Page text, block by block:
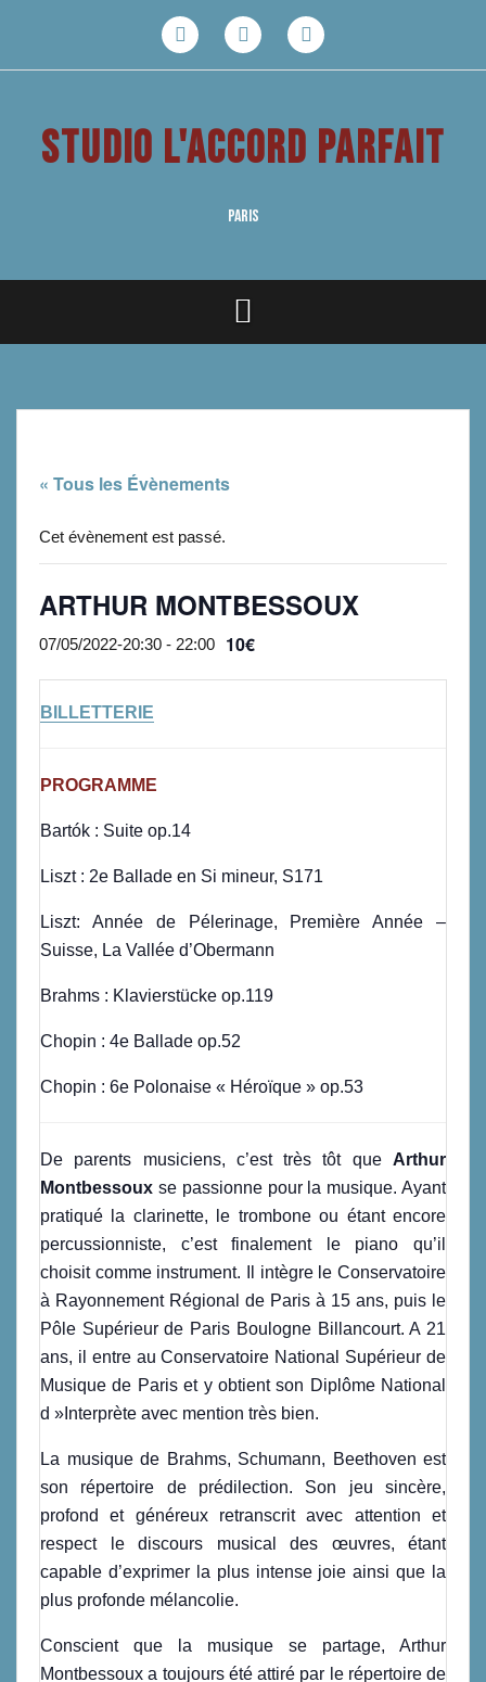
STUDIO L'ACCORD PARFAIT
PARIS
« Tous les Évènements
Cet évènement est passé.
ARTHUR MONTBESSOUX
07/05/2022-20:30 - 22:00 10€
BILLETTERIE
PROGRAMME
Bartók : Suite op.14
Liszt : 2e Ballade en Si mineur, S171
Liszt: Année de Pélerinage, Première Année –
Suisse, La Vallée d’Obermann
Brahms : Klavierstücke op.119
Chopin : 4e Ballade op.52
Chopin : 6e Polonaise « Héroïque » op.53
De parents musiciens, c’est très tôt que Arthur
Montbessoux se passionne pour la musique. Ayant
pratiqué la clarinette, le trombone ou étant encore
percussionniste, c’est finalement le piano qu’il
choisit comme instrument. Il intègre le Conservatoire
à Rayonnement Régional de Paris à 15 ans, puis le
Pôle Supérieur de Paris Boulogne Billancourt. A 21
ans, il entre au Conservatoire National Supérieur de
Musique de Paris et y obtient son Diplôme National
d »Interprète avec mention très bien.
La musique de Brahms, Schumann, Beethoven est
son répertoire de prédilection. Son jeu sincère,
profond et généreux retranscrit avec attention et
respect le discours musical des œuvres, étant
capable d’exprimer la plus intense joie ainsi que la
plus profonde mélancolie.
Conscient que la musique se partage, Arthur
Montbessoux a toujours été attiré par le répertoire de